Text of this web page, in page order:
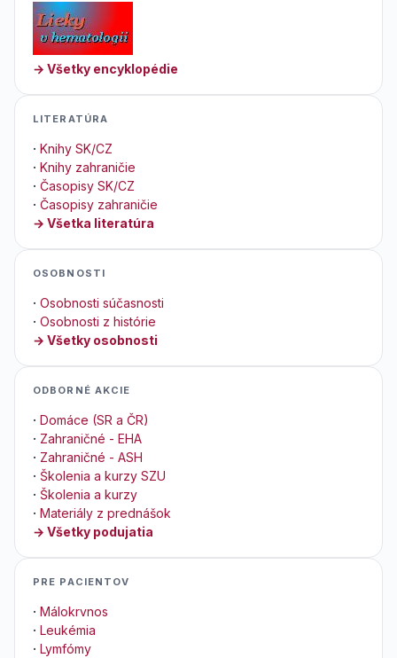
→ Všetky encyklopédie
LITERATÚRA
· Knihy SK/CZ
· Knihy zahraničie
· Časopisy SK/CZ
· Časopisy zahraničie
→ Všetka literatúra
OSOBNOSTI
· Osobnosti súčasnosti
· Osobnosti z histórie
→ Všetky osobnosti
ODBORNÉ AKCIE
· Domáce (SR a ČR)
· Zahraničné - EHA
· Zahraničné - ASH
· Školenia a kurzy SZU
· Školenia a kurzy
· Materiály z prednášok
→ Všetky podujatia
PRE PACIENTOV
· Málokrvnos
· Leukémia
· Lymfómy